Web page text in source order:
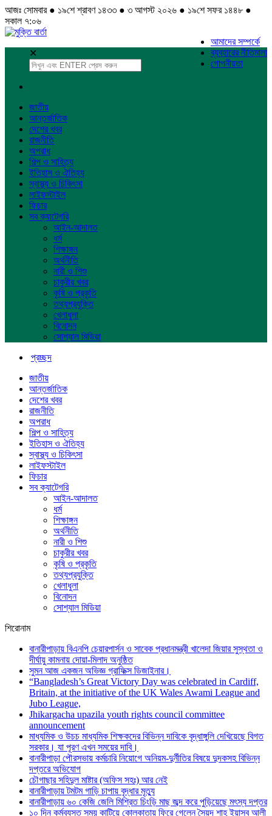
আজঃ সোমবার ● ১৯শে শ্রাবণ ১৪৩৩ ● ৩ আগস্ট ২০২৬ ● ১৯শে সফর ১৪৪৮ ●
সকাল ৭:০৬
আমাদের সম্পর্কে
ব্যবহারের নীতিমালা
গোপনীয়তা
✕
জাতীয়
আন্তর্জাতিক
দেশের খবর
রাজনীতি
অপরাধ
শিল্প ও সাহিত্য
ইতিহাস ও ঐতিহ্য
স্বাস্থ্য ও চিকিৎসা
লাইফস্টাইল
ফিচার
সব ক্যাটেগরি
আইন-আদালত
ধর্ম
শিক্ষাঙ্গন
অর্থনীতি
নারী ও শিশু
চাকুরীর খবর
কৃষি ও প্রকৃতি
তথ্যপ্রযুক্তি
খেলাধুলা
বিনোদন
সোশ্যাল মিডিয়া
প্রচ্ছদ
জাতীয়
আন্তর্জাতিক
দেশের খবর
রাজনীতি
অপরাধ
শিল্প ও সাহিত্য
ইতিহাস ও ঐতিহ্য
স্বাস্থ্য ও চিকিৎসা
লাইফস্টাইল
ফিচার
সব ক্যাটেগরি
আইন-আদালত
ধর্ম
শিক্ষাঙ্গন
অর্থনীতি
নারী ও শিশু
চাকুরীর খবর
কৃষি ও প্রকৃতি
তথ্যপ্রযুক্তি
খেলাধুলা
বিনোদন
সোশ্যাল মিডিয়া
শিরোনাম
বানারীপাড়ায় বিএনপি চেয়ারপার্সন ও সাবেক প্রধানমন্ত্রী খালেদা জিয়ার সুস্থতা ও
দীর্ঘায়ু কামনায় দোয়া-মিলাদ অনুষ্ঠিত
সুমন আজ একজন অভিজ্ঞ গ্রাফিক্স ডিজাইনার।
“Bangladesh’s Great Victory Day was celebrated in Cardiff,
Britain, at the initiative of the UK Wales Awami League and
Jubo League,
Jhikargacha upazila youth rights council committee
announcement
মাধ্যমিক ও উচচ মাধ্যমিক শিক্ষকদের বিভিন্ন দাবিকে বৃদ্ধাঙ্গুলি দেখিয়েছে বিগত
সরকার। যা পূরণ এখন সময়ের দাবি।
বানারীপাড়া পৌরসভায় কর্মচারি নিয়োগে অনিয়ম-দুর্নীতির বিষয়ে দুদকসহ বিভিন্ন
দপ্তরে অভিযোগ
চৌগাছার সহিদুল মাষ্টার (অফিস সহঃ) আর নেই
বানারীপাড়ায় টমটম গাড়ি চাপায় বৃদ্ধার মৃত্যু
বানারীপাড়ায় ৬০ কেজি জেলি মিশ্রিত চিংড়ি মাছ জব্দ করে পুড়িয়েছে মৎস্য দপ্তর
১০ দিন কর্মব্যস্ত সময় কাটিয়ে কোলকাতায় ফিরে গেলেন সৈয়দ শাহ ইয়াসুব আলী